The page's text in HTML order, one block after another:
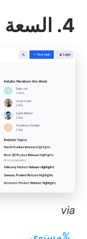
4. السعة
via
%مستوى_